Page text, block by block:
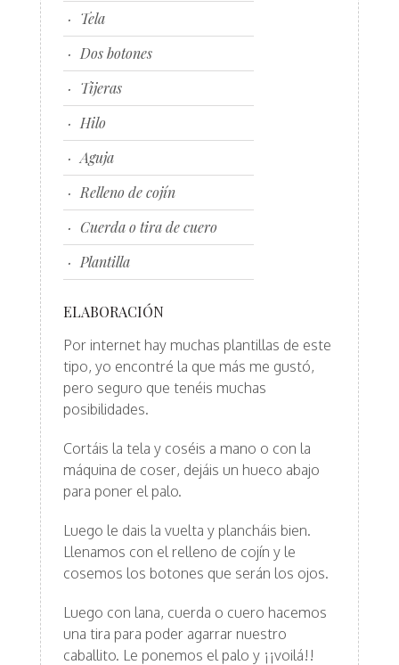
Tela
Dos botones
Tijeras
Hilo
Aguja
Relleno de cojín
Cuerda o tira de cuero
Plantilla
ELABORACIÓN
Por internet hay muchas plantillas de este
tipo, yo encontré la que más me gustó,
pero seguro que tenéis muchas
posibilidades.
Cortáis la tela y coséis a mano o con la
máquina de coser, dejáis un hueco abajo
para poner el palo.
Luego le dais la vuelta y plancháis bien.
Llenamos con el relleno de cojín y le
cosemos los botones que serán los ojos.
Luego con lana, cuerda o cuero hacemos
una tira para poder agarrar nuestro
caballito. Le ponemos el palo y ¡¡voilá!!